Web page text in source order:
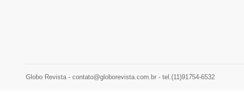
Globo Revista - contato@globorevista.com.br - tel.(11)91754-6532